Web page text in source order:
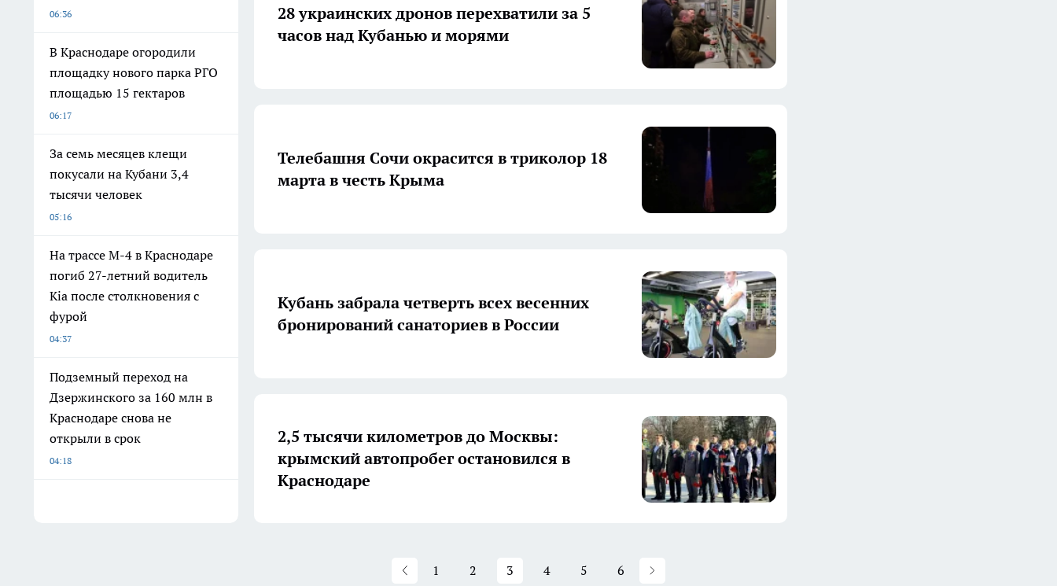
06:36
В Краснодаре огородили
площадку нового парка РГО
площадью 15 гектаров
06:17
За семь месяцев клещи
покусали на Кубани 3,4
тысячи человек
05:16
На трассе М-4 в Краснодаре
погиб 27-летний водитель
Kia после столкновения с
фурой
04:37
Подземный переход на
Дзержинского за 160 млн в
Краснодаре снова не
открыли в срок
04:18
28 украинских дронов перехватили за 5
часов над Кубанью и морями
Телебашня Сочи окрасится в триколор 18
марта в честь Крыма
Кубань забрала четверть всех весенних
бронирований санаториев в России
2,5 тысячи километров до Москвы:
крымский автопробег остановился в
Краснодаре
1 2 3 4 5 6